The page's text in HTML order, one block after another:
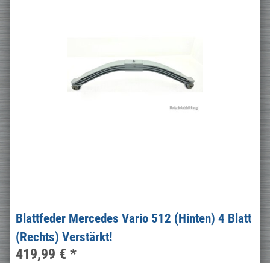
Blattfeder Mercedes Vario 512 (Hinten) 4 Blatt
(Rechts) Verstärkt!
419,99 € *